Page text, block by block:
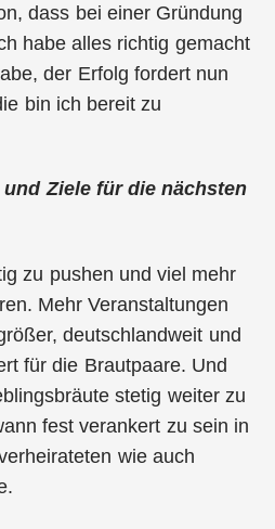
dass bei einer Gründung
habe alles richtig gemacht
der Erfolg fordert nun
bin ich bereit zu
Ziele für die nächsten
zu pushen und viel mehr
Mehr Veranstaltungen
deutschlandweit und
für die Brautpaare. Und
stetig weiter zu
fest verankert zu sein in
wie auch